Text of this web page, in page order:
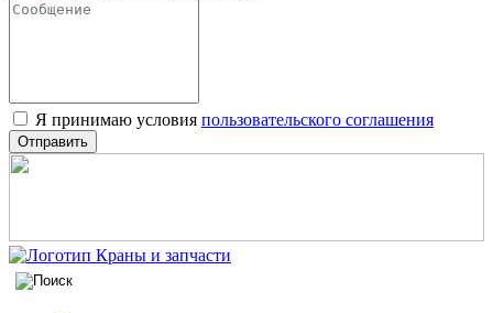
Я принимаю условия пользовательского соглашения
Отправить